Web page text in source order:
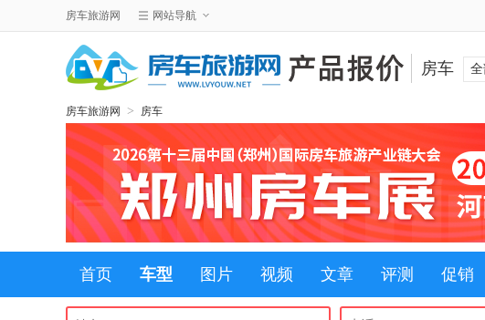
房车旅游网 网站导航
房车
房车旅游网 > 房车
首页 车型 图片 视频 文章 评测 促销